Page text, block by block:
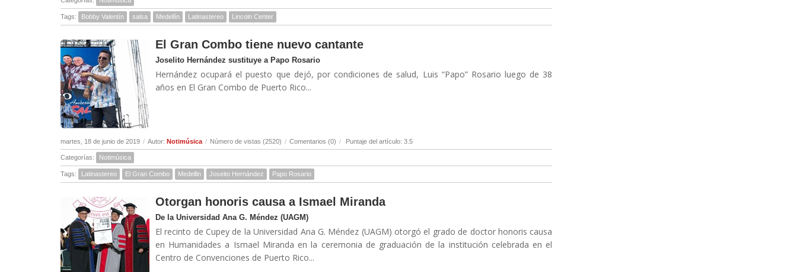
Tags: Bobby Valentín salsa Medellín Latinastereo Lincoln Center
El Gran Combo tiene nuevo cantante
Joselito Hernández sustituye a Papo Rosario
Hernández ocupará el puesto que dejó, por condiciones de salud, Luis “Papo” Rosario luego de 38
años en El Gran Combo de Puerto Rico...
martes, 18 de junio de 2019 / Autor: Notimúsica / Número de vistas (2520) / Comentarios (0) / Puntaje del artículo: 3.5
Categorías: Notimúsica
Tags: Latinastereo El Gran Combo Medellin Joseito Hernández Papo Rosario
Otorgan honoris causa a Ismael Miranda
De la Universidad Ana G. Méndez (UAGM)
El recinto de Cupey de la Universidad Ana G. Méndez (UAGM) otorgó el grado de doctor honoris causa
en Humanidades a Ismael Miranda en la ceremonia de graduación de la institución celebrada en el
Centro de Convenciones de Puerto Rico...